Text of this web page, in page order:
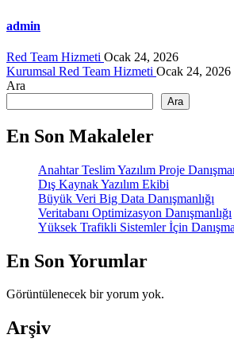
admin
Red Team Hizmeti Ocak 24, 2026
Kurumsal Red Team Hizmeti Ocak 24, 2026
Ara
Ara
En Son Makaleler
Anahtar Teslim Yazılım Proje
Dış Kaynak Yazılım Ekibi
Büyük Veri Big Data Danışmanlığı
Veritabanı Optimizasyon Danışmanlığı
Yüksek Trafikli Sistemler İçin
En Son Yorumlar
Görüntülenecek bir yorum yok.
Arşiv